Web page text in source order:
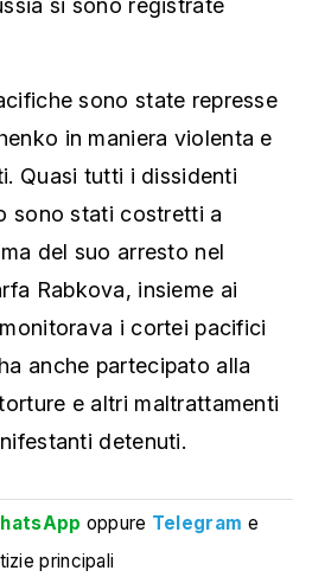
si sono registrate
sono state represse
in maniera violenta e
Quasi tutti i dissidenti
sono stati costretti a
del suo arresto nel
Rabkova, insieme ai
i cortei pacifici
anche partecipato alla
e altri maltrattamenti
detenuti.
oppure Telegram e
principali